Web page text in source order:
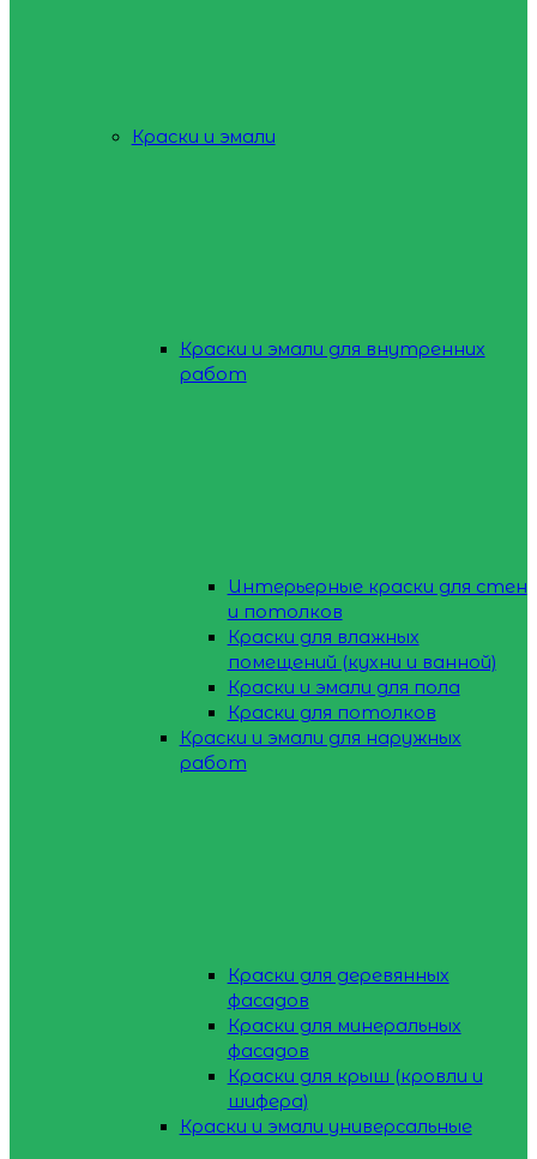
Краски и эмали
Краски и эмали для внутренних
работ
Интерьерные краски для стен
и потолков
Краски для влажных
помещений (кухни и ванной)
Краски и эмали для пола
Краски для потолков
Краски и эмали для наружных
работ
Краски для деревянных
фасадов
Краски для минеральных
фасадов
Краски для крыш (кровли и
шифера)
Краски и эмали универсальные